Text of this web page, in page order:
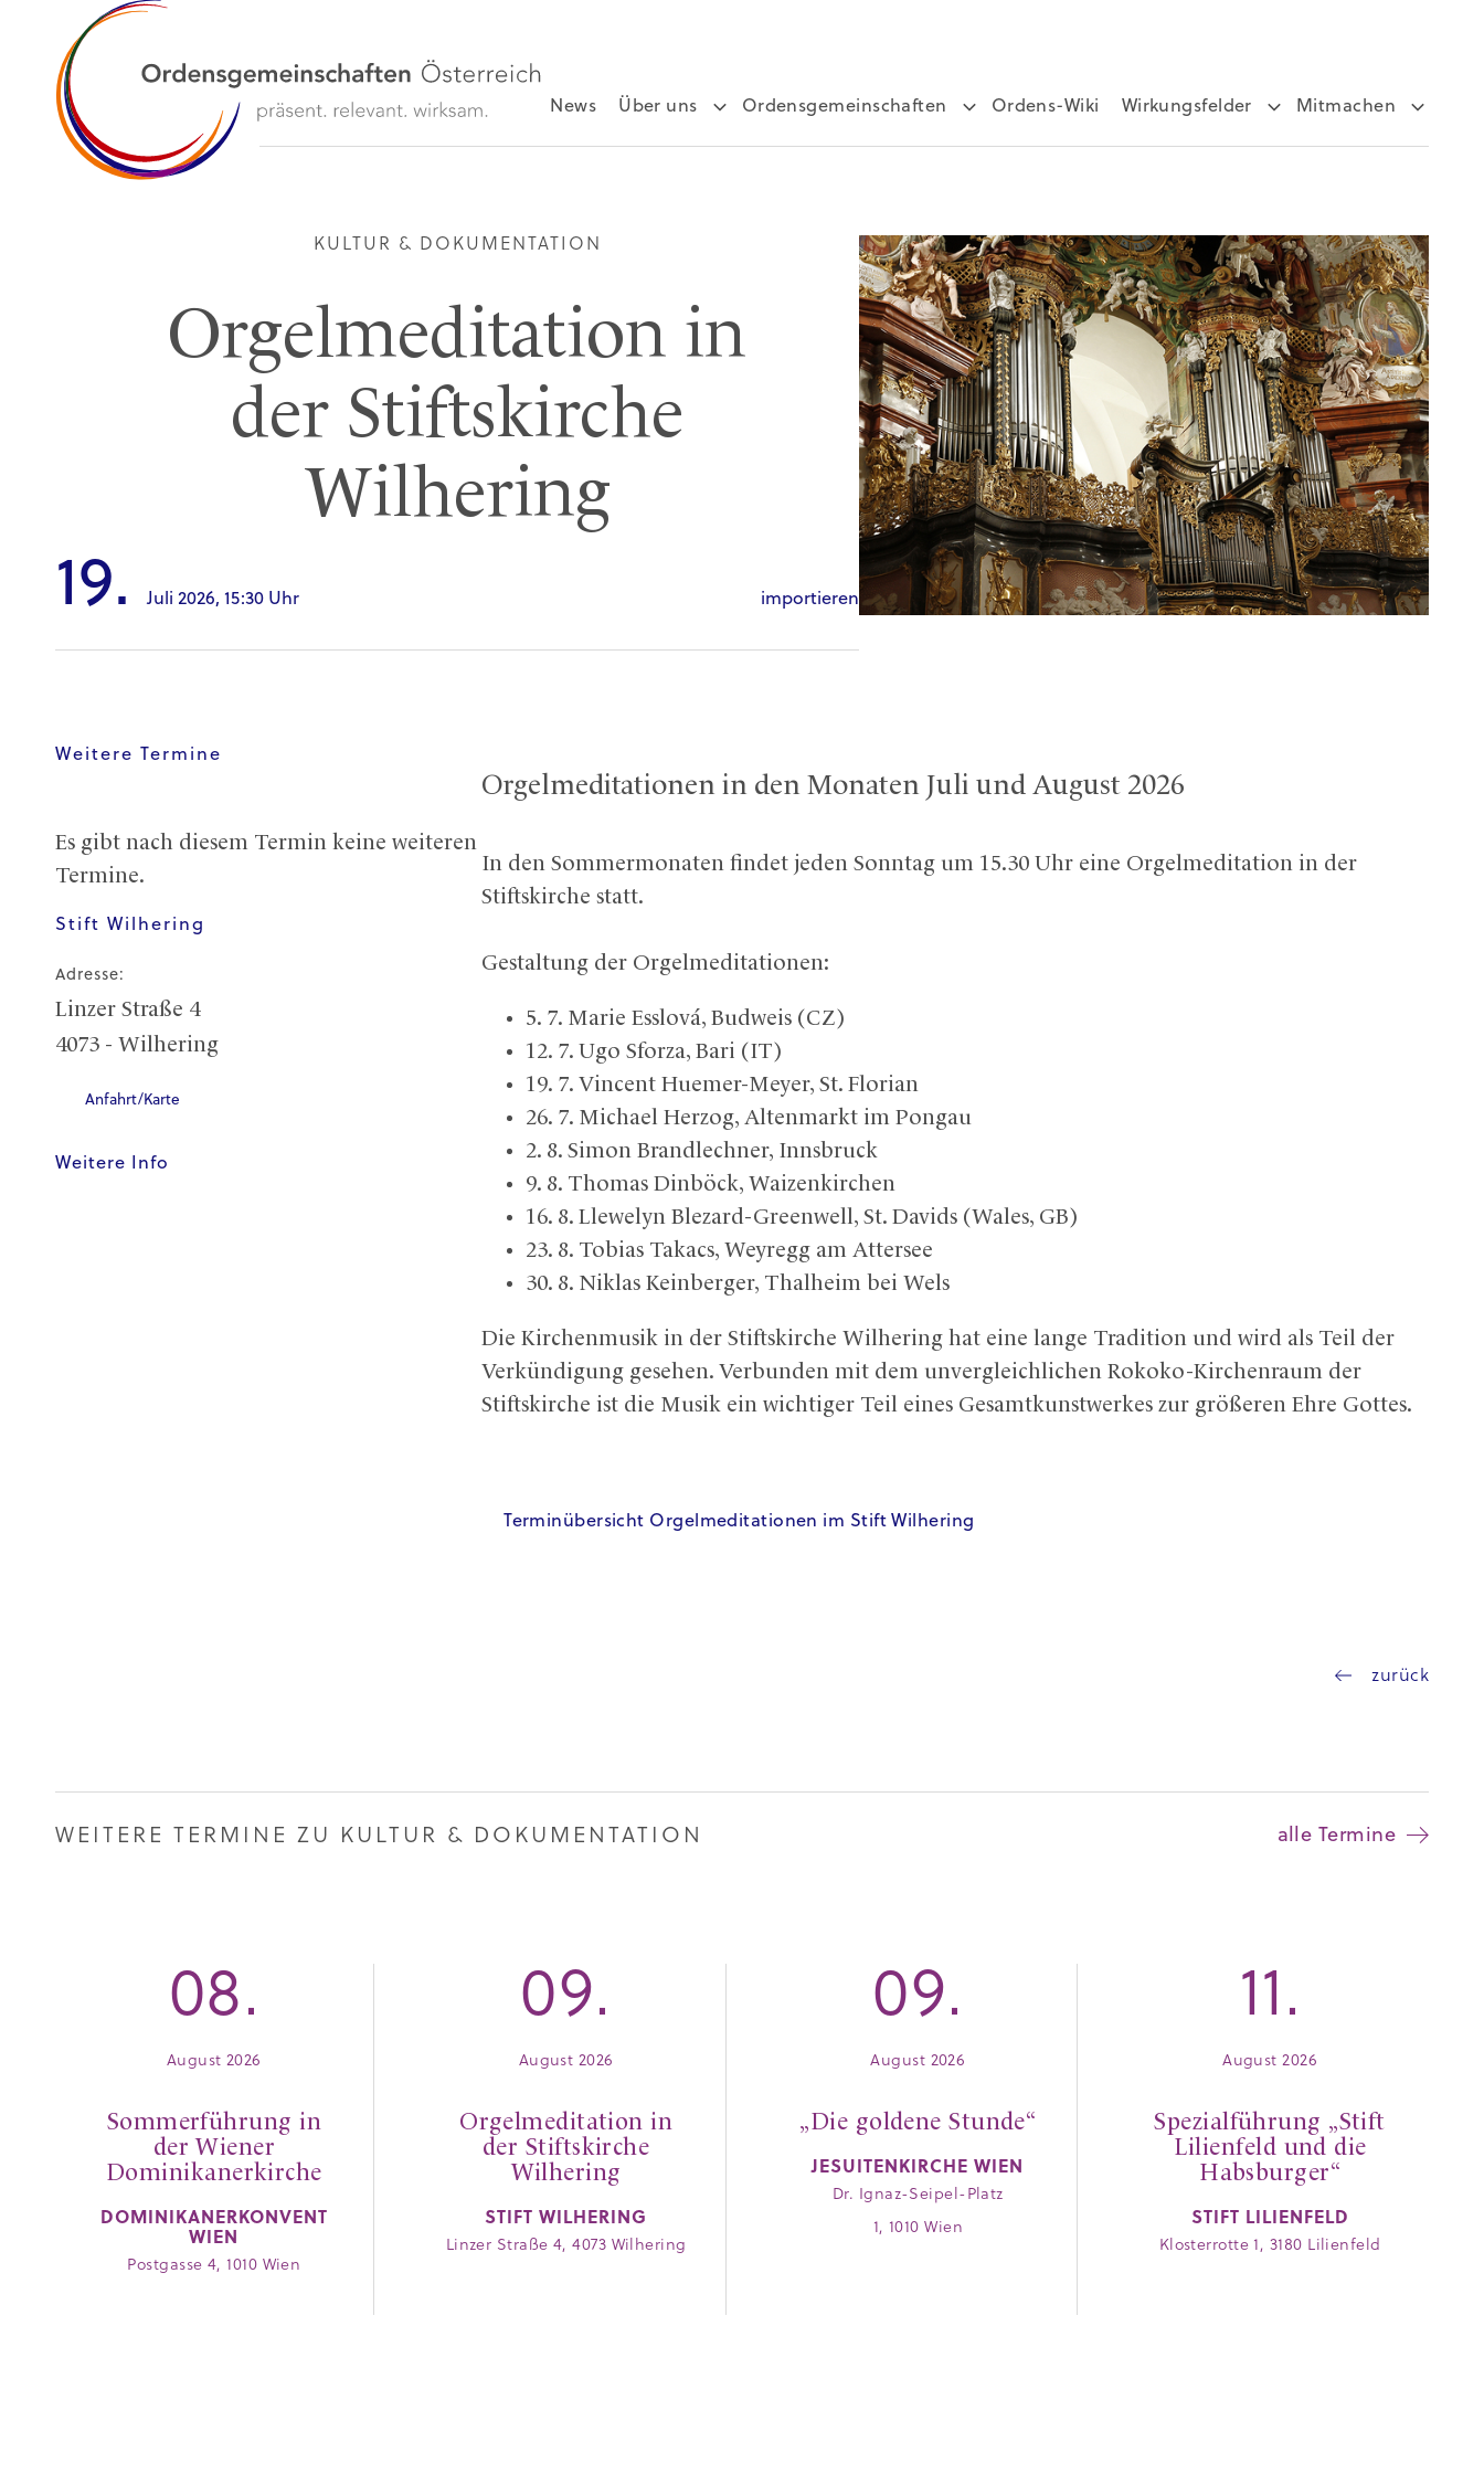
News Über uns Ordensgemeinschaften Ordens-Wiki Wirkungsfelder Mitmachen
KULTUR & DOKUMENTATION
Orgelmeditation in
der Stiftskirche
Wilhering
19. Juli 2026, 15:30 Uhr importieren
Weitere Termine
Es gibt nach diesem Termin keine weiteren
Termine.
Stift Wilhering
Adresse:
Linzer Straße 4
4073 - Wilhering
Anfahrt/Karte
Weitere Info
Orgelmeditationen in den Monaten Juli und August 2026
In den Sommermonaten findet jeden Sonntag um 15.30 Uhr eine Orgelmeditation in der
Stiftskirche statt.
Gestaltung der Orgelmeditationen:
5. 7. Marie Esslová, Budweis (CZ)
12. 7. Ugo Sforza, Bari (IT)
19. 7. Vincent Huemer-Meyer, St. Florian
26. 7. Michael Herzog, Altenmarkt im Pongau
2. 8. Simon Brandlechner, Innsbruck
9. 8. Thomas Dinböck, Waizenkirchen
16. 8. Llewelyn Blezard-Greenwell, St. Davids (Wales, GB)
23. 8. Tobias Takacs, Weyregg am Attersee
30. 8. Niklas Keinberger, Thalheim bei Wels
Die Kirchenmusik in der Stiftskirche Wilhering hat eine lange Tradition und wird als Teil der
Verkündigung gesehen. Verbunden mit dem unvergleichlichen Rokoko-Kirchenraum der
Stiftskirche ist die Musik ein wichtiger Teil eines Gesamtkunstwerkes zur größeren Ehre Gottes.
Terminübersicht Orgelmeditationen im Stift Wilhering
zurück
WEITERE TERMINE ZU KULTUR & DOKUMENTATION alle Termine
08.
August 2026
Sommerführung in
der Wiener
Dominikanerkirche
DOMINIKANERKONVENT
WIEN
Postgasse 4, 1010 Wien
09.
August 2026
Orgelmeditation in
der Stiftskirche
Wilhering
STIFT WILHERING
Linzer Straße 4, 4073 Wilhering
09.
August 2026
„Die goldene Stunde“
JESUITENKIRCHE WIEN
Dr. Ignaz-Seipel-Platz
1, 1010 Wien
11.
August 2026
Spezialführung „Stift
Lilienfeld und die
Habsburger“
STIFT LILIENFELD
Klosterrotte 1, 3180 Lilienfeld